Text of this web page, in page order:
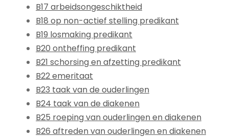
B17 arbeidsongeschiktheid
B18 op non-actief stelling predikant
B19 losmaking predikant
B20 ontheffing predikant
B21 schorsing en afzetting predikant
B22 emeritaat
B23 taak van de ouderlingen
B24 taak van de diakenen
B25 roeping van ouderlingen en diakenen
B26 aftreden van ouderlingen en diakenen